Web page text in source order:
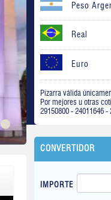
Peso
Real
Euro
Pizarra válida
Por mejores u otras
29150800 - 24011646 -
CONVERTIDOR
IMPORTE